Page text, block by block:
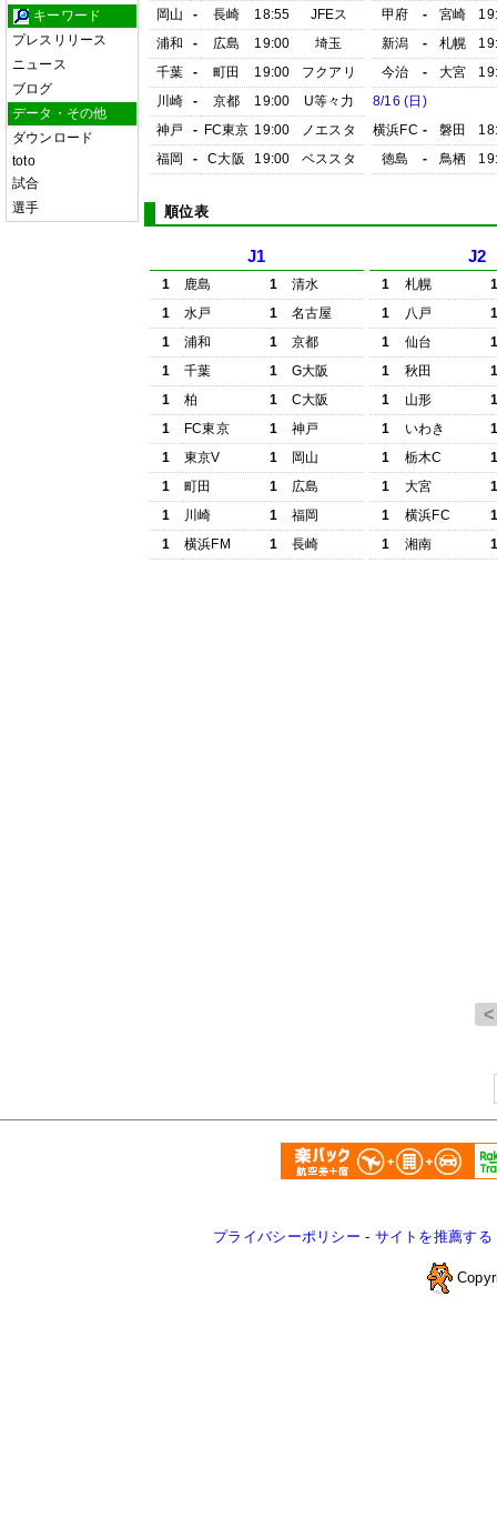
キーワード
プレスリリース
ニュース
ブログ
データ・その他
ダウンロード
toto
試合
選手
岡山
- 長崎 18:55
JFEス
浦和
- 広島 19:00
埼玉
千葉
- 町田 19:00
フクアリ
川崎
- 京都 19:00
U等々力
神戸
- FC東京 19:00
ノエスタ
福岡
- C大阪 19:00 ベススタ
甲府
- 宮崎
新潟
- 札幌
今治
- 大宮
8/16 (日)
横浜FC - 磐田
徳島
- 鳥栖
順位表
J1
1 鹿島 1
清水
1
水戸 1
名古屋
1
浦和 1
京都
1
千葉 1
G大阪
1
柏 1
C大阪
1
FC東京 1
神戸
1
東京V 1
岡山
1
町田 1
広島
1
川崎 1
福岡
1
横浜FM 1 長崎
J2
1 札幌
1
八戸
1
仙台
1
秋田
1
山形
1
いわき
1
栃木C
1
大宮
1
横浜FC
1
湘南
プライバシーポリシー - サイトを推薦する